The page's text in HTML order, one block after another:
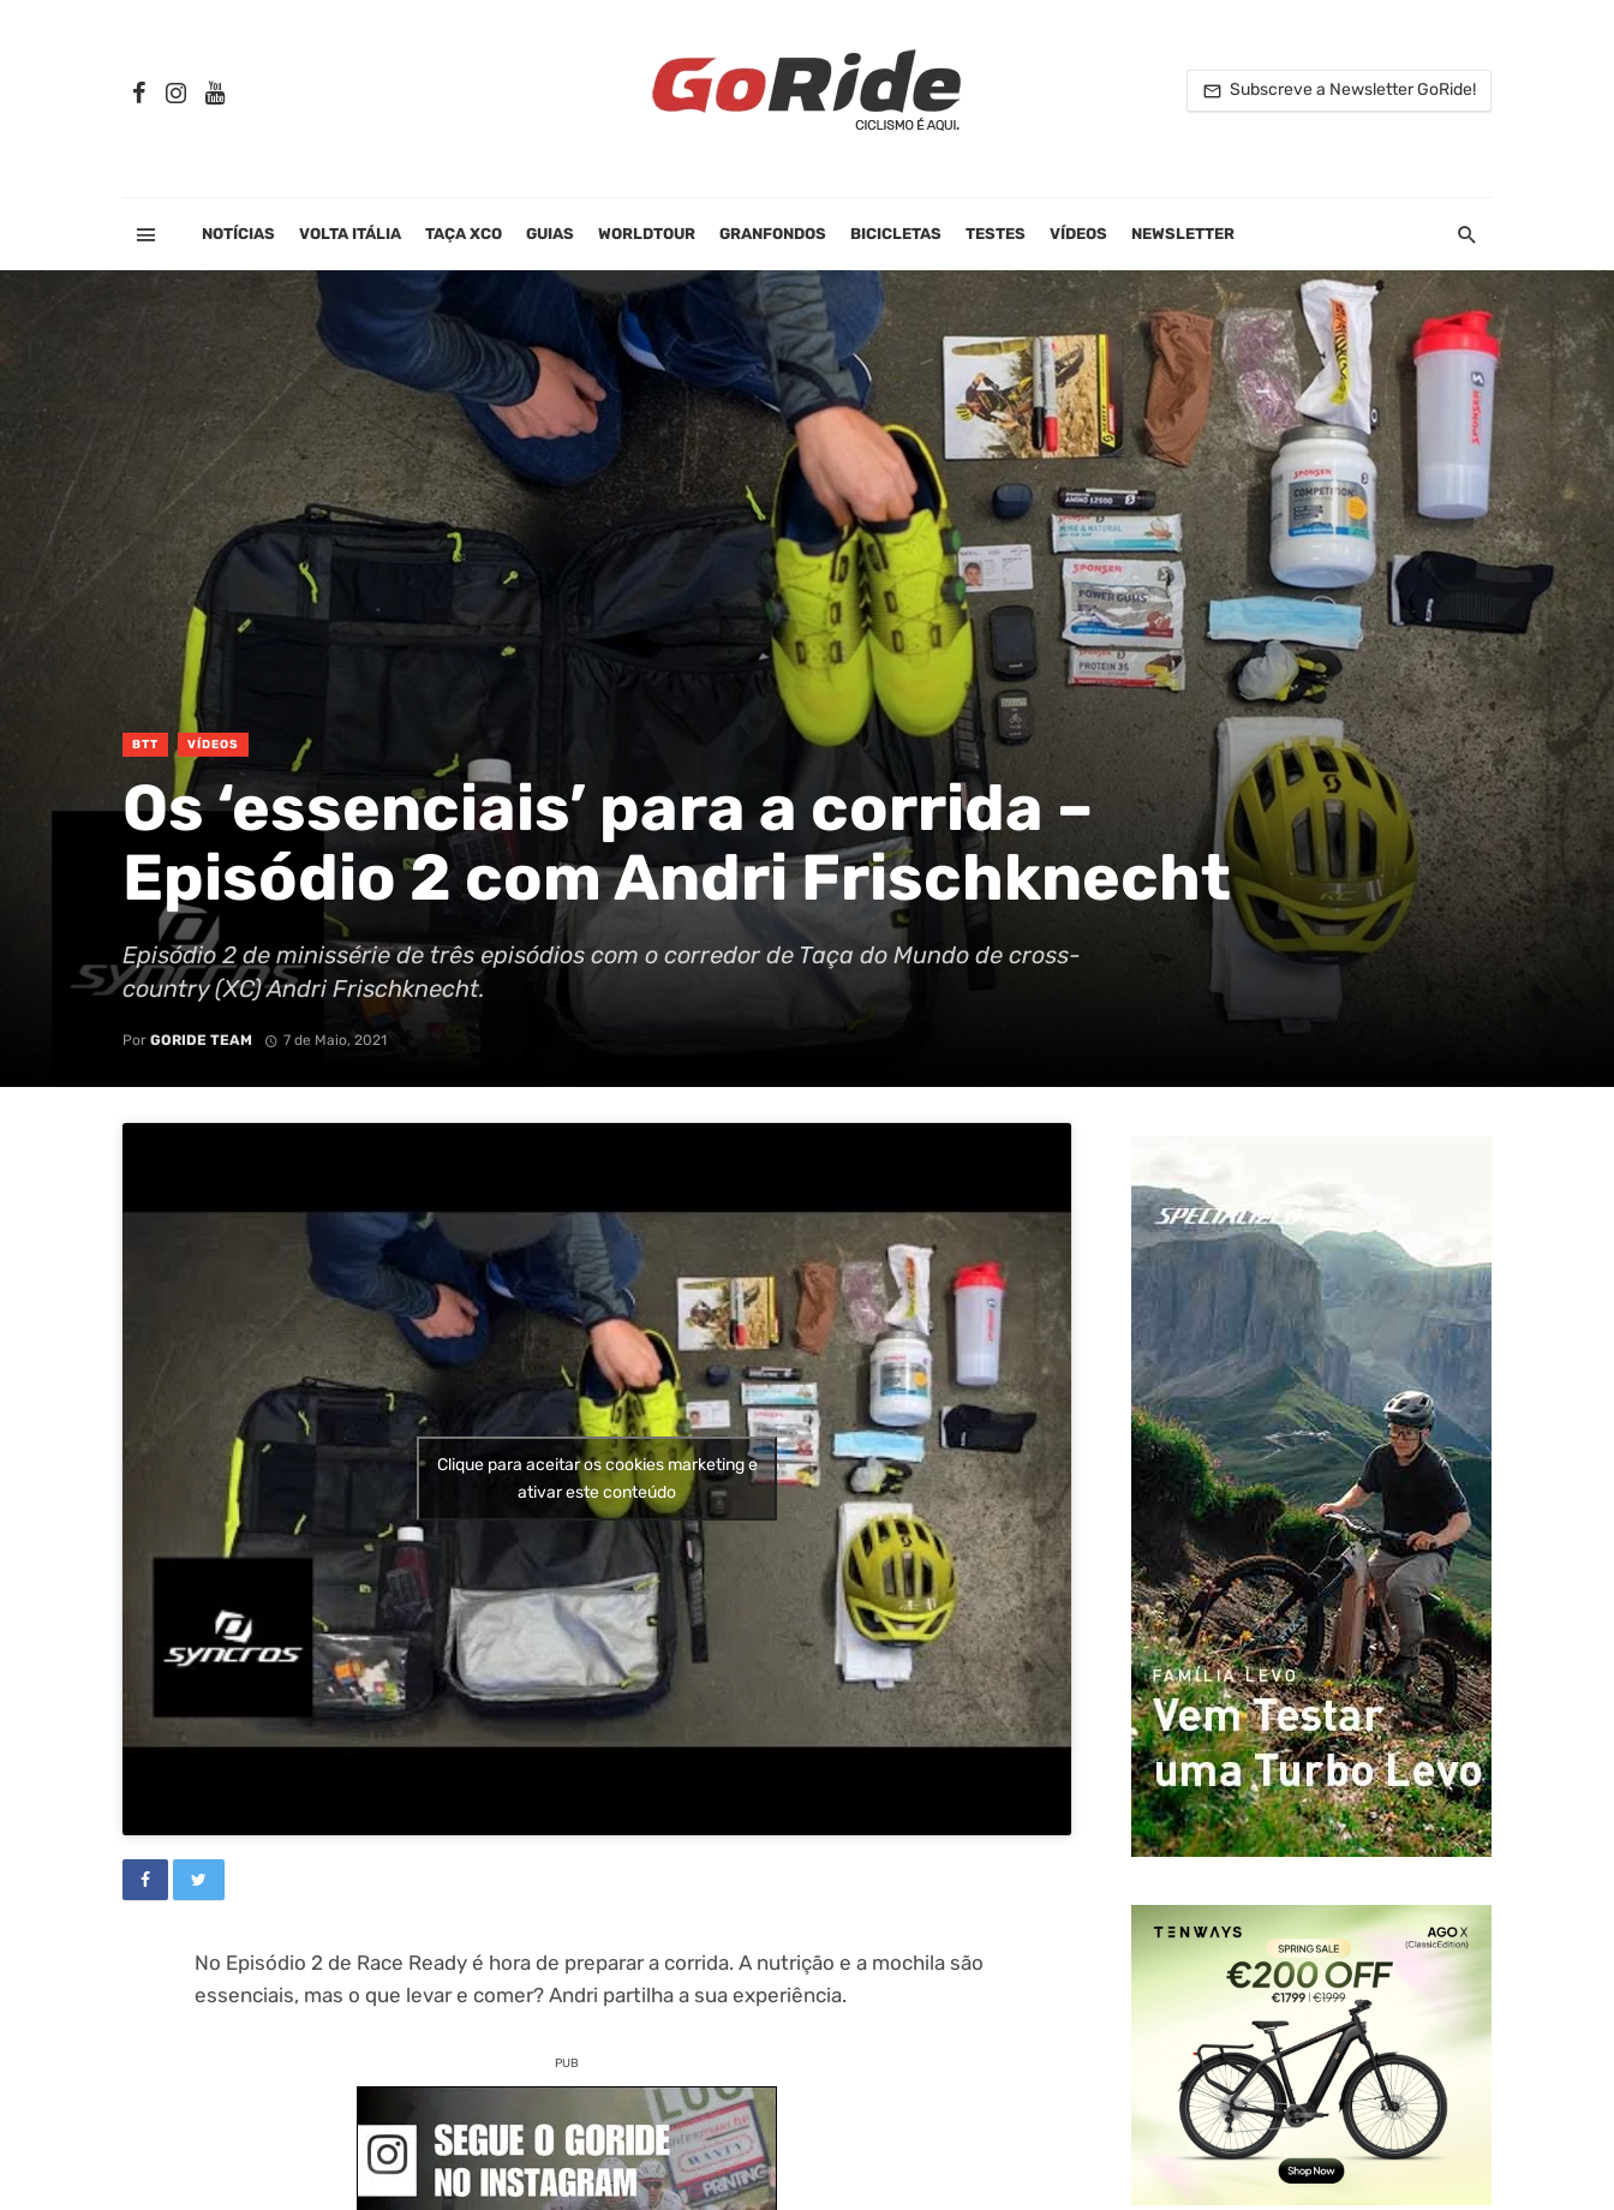
Subscreve a Newsletter GoRide!
NOTÍCIAS VOLTA ITÁLIA TAÇA XCO GUIAS WORLDTOUR GRANFONDOS BICICLETAS TESTES VÍDEOS NEWSLETTER
BTT VÍDEOS
Os ‘essenciais’ para a corrida –
Episódio 2 com Andri Frischknecht
Episódio 2 de minissérie de três episódios com o corredor de Taça do Mundo de cross-
country (XC) Andri Frischknecht.
Por GORIDE TEAM 7 de Maio, 2021
Clique para aceitar os cookies marketing e
ativar este conteúdo
No Episódio 2 de Race Ready é hora de preparar a corrida. A nutrição e a mochila são
essenciais, mas o que levar e comer? Andri partilha a sua experiência.
PUB